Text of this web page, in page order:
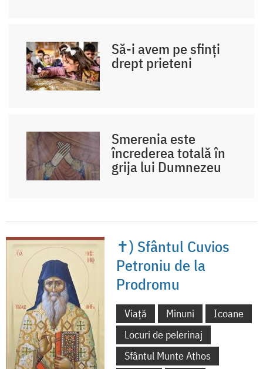
Să-i avem pe sfinți
drept prieteni
Smerenia este
încrederea totală în
grija lui Dumnezeu
✝) Sfântul Cuvios
Petroniu de la
Prodromu
Viață Minuni
Icoane
Locuri de pelerinaj
Sfântul Munte Athos